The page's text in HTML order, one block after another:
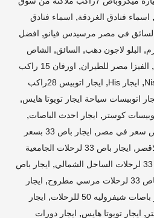
, اسماء فنادق الغردقة, اسماء فنادق
بالسائق في مصر مرسيدس فيانو, افضل
, البلو لاجون دهب, السائق, الشاص
, الفيزا مصر للطيران,
اورفان 15 راكب
, ايجار His ,
ايجار اتوبيس 28راكب
اتوبيسات سياحة ايجار تويوتا هايس,
كوستر , ايجار احدث الباصات,
,
ايجار باص 33 بسعر
,
ايجار باص 33 لرحلات الجامعية
, ايجار باص
مطروح , ايجار
شيفروليه 50 للرحلات , ايجار
, ايجار تويوتا هايس, ايجار دورات